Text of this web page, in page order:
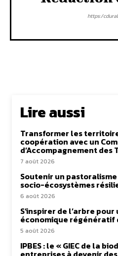
https:/
Lire aussi
Transformer les
coopération avec un
d’Accompagnement des
7 août 2026
Soutenir un
socio-écosystèmes
6 août 2026
S’inspirer de l’arbre
économique régénératif
5 août 2026
IPBES : le « GIEC de la